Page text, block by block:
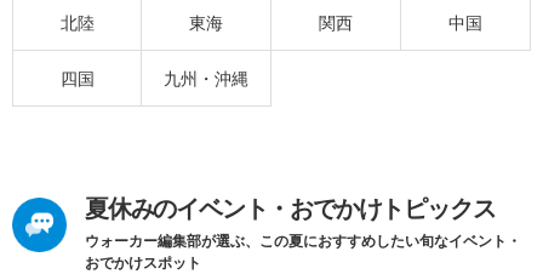
北陸 東海 関西 中国
四国 九州・沖縄
夏休みのイベント・おでかけトピックス
ウォーカー編集部が選ぶ、この夏におすすめしたい旬なイベント・
おでかけスポット